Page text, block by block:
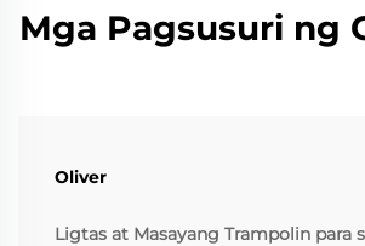
Mga Pagsusuri ng
Oliver
Ligtas at Masayang Trampolin para